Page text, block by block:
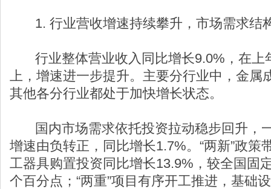
1. 行业营收增速持续攀升，市场需求结
行业整体营业收入同比增长9.0%，在上
上，增速进一步提升。主要分行业中，金属
其他各分行业都处于加快增长状态。
国内市场需求依托投资拉动稳步回升，
增速由负转正，同比增长1.7%。“两新”政策
工器具购置投资同比增长13.9%，较全国固
个百分点；“两重”项目有序开工推进，基础